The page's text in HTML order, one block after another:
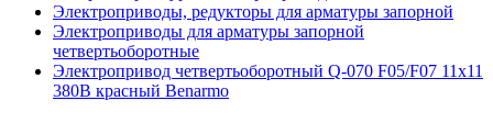
Электроприводы, редукторы для арматуры запорной
Электроприводы для арматуры запорной
четвертьоборотные
Электропривод четвертьоборотный Q-070 F05/F07 11х11
380В красный Benarmo